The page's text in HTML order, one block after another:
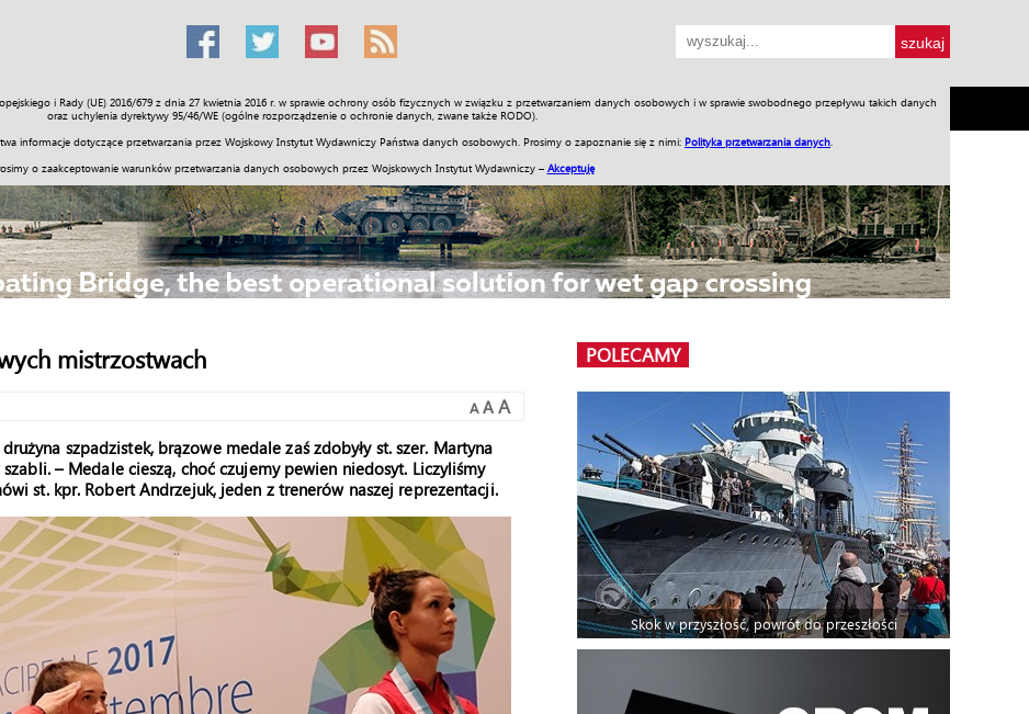
i Rady (UE) 2016/679 z dnia 27 kwietnia 2016 r. w sprawie ochrony osób fizycznych w związku z przetwarzaniem danych osobowych i w sprawie swobodnego przepływu takich danych
oraz uchylenia dyrektywy 95/46/WE (ogólne rozporządzenie o ochronie danych, zwane także RODO).
informacje dotyczące przetwarzania przez Wojskowy Instytut Wydawniczy Państwa danych osobowych. Prosimy o zapoznanie się z nimi: Polityka przetwarzania danych
o zaakceptowanie warunków przetwarzania danych osobowych przez Wojskowych Instytut Wydawniczy – Akceptuję
Świat Społeczność Sport Historia Galerie Wideo ENGLISH SKLEP Jednodniówki Praca w WIW
mistrzostwach
A A A
szpadzistek, brązowe medale zaś zdobyły st. szer. Martyna
– Medale cieszą, choć czujemy pewien niedosyt. Liczyliśmy
st. kpr. Robert Andrzejuk, jeden z trenerów naszej reprezentacji.
POLECAMY
Skok w przyszłość, powrót do przeszłości